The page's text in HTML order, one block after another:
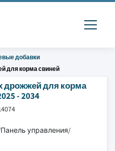
добавки
для корма свиней
дрожжей для корма
- 2034
управления/